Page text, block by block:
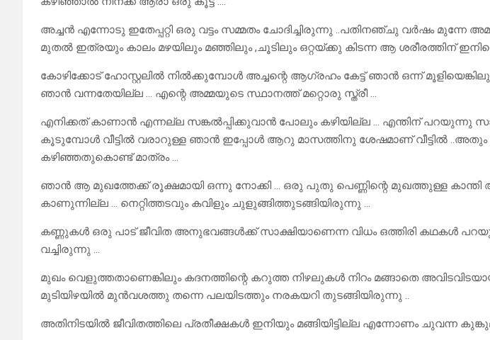
അച്ചൻ എന്നോടു ഇതേപ്പറ്റി ഒരു വട്ടം സമ്മതം ചോദിച്ചിരുന്നു ..പതിനഞ്ചു വർഷം മുന്നേ
മുതൽ ഇത്രയും കാലം മഴയിലും മഞ്ഞിലും ,ചൂടിലും ഒറ്റയ്ക്കു കിടന്ന ആ ശരീരത്തിന്
കോഴിക്കോട് ഹോസ്റ്റലിൽ നിൽക്കുമ്പോൾ അച്ചന്റെ ആഗ്രഹം കേട്ട് ഞാൻ ഒന്ന്
ഞാൻ വന്നതേയില്ല … എന്റെ അമ്മയുടെ സ്ഥാനത്ത് മറ്റൊരു സ്ത്രീ …
എനിക്കത് കാണാൻ എന്നല്ല സങ്കൽപ്പിക്കുവാൻ പോലും കഴിയില്ല … എന്തിന് പറയുന്നു
കൂടുമ്പോൾ വീട്ടിൽ വരാറുള്ള ഞാൻ ഇപ്പോൾ ആറു മാസത്തിനു ശേഷമാണ് വീട്ടിൽ ..അതും
കഴിഞ്ഞതുകൊണ്ട് മാത്രം …
ഞാൻ ആ മുഖത്തേക്ക് രൂക്ഷമായി ഒന്നു നോക്കി … ഒരു പുതു പെണ്ണിന്റെ മുഖത്തുള്ള
കാണുന്നില്ല … നെറ്റിത്തടവും കവിളും ചുളുങ്ങിത്തുടങ്ങിയിരുന്നു …
കണ്ണുകൾ ഒരു പാട് ജീവിത അനുഭവങ്ങൾക്ക് സാക്ഷിയാണെന്ന വിധം ഒത്തിരി കഥകൾ
വച്ചിരുന്നു …
മുഖം വെളുത്തതാണെങ്കിലും കദനത്തിന്റെ കറുത്ത നിഴലുകൾ നിറം മങ്ങാതെ
മുടിയിഴയിൽ മുൻവശത്തു തന്നെ പലയിടത്തും നരകയറി തുടങ്ങിയിരുന്നു ..
അതിനിടയിൽ ജീവിതത്തിലെ പ്രതീക്ഷകൾ ഇനിയും മങ്ങിയിട്ടില്ല എന്നോണം ചുവന്ന